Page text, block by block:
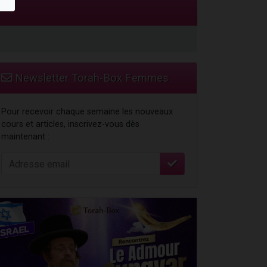
Newsletter Torah-Box Femmes
Pour recevoir chaque semaine les nouveaux
cours et articles, inscrivez-vous dès
maintenant :